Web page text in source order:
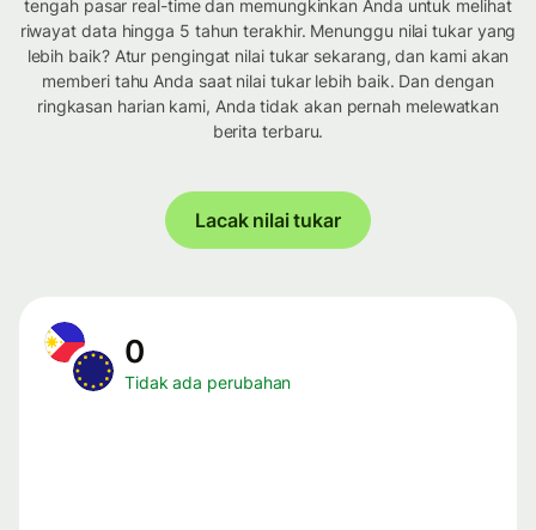
tengah pasar real-time dan memungkinkan Anda untuk melihat
riwayat data hingga 5 tahun terakhir. Menunggu nilai tukar yang
lebih baik? Atur pengingat nilai tukar sekarang, dan kami akan
memberi tahu Anda saat nilai tukar lebih baik. Dan dengan
ringkasan harian kami, Anda tidak akan pernah melewatkan
berita terbaru.
Lacak nilai tukar
0
Tidak ada perubahan